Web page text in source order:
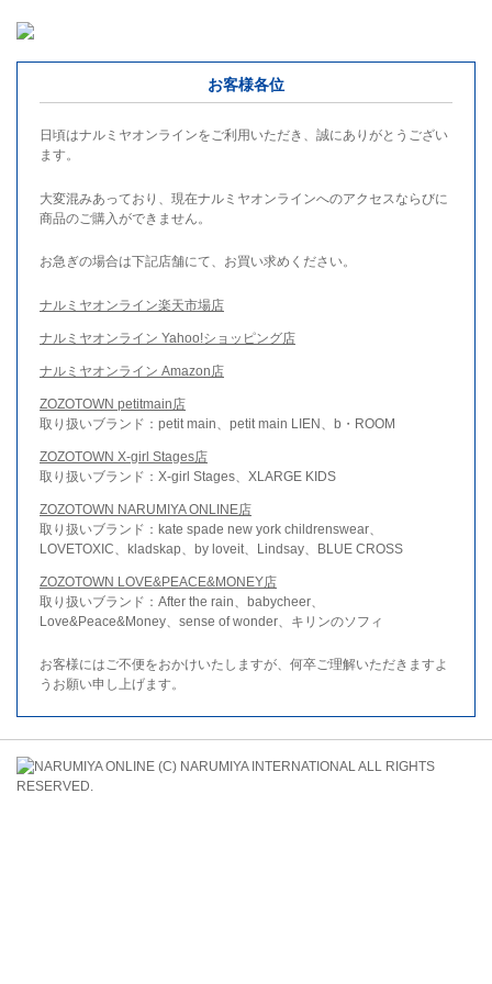
お客様各位
日頃はナルミヤオンラインをご利用いただき、誠にありがとうござい
ます。
大変混みあっており、現在ナルミヤオンラインへのアクセスならびに
商品のご購入ができません。
お急ぎの場合は下記店舗にて、お買い求めください。
ナルミヤオンライン楽天市場店
ナルミヤオンライン Yahoo!ショッピング店
ナルミヤオンライン Amazon店
ZOZOTOWN petitmain店
取り扱いブランド：petit main、petit main LIEN、b・ROOM
ZOZOTOWN X-girl Stages店
取り扱いブランド：X-girl Stages、XLARGE KIDS
ZOZOTOWN NARUMIYA ONLINE店
取り扱いブランド：kate spade new york childrenswear、
LOVETOXIC、kladskap、by loveit、Lindsay、BLUE CROSS
ZOZOTOWN LOVE&PEACE&MONEY店
取り扱いブランド：After the rain、babycheer、
Love&Peace&Money、sense of wonder、キリンのソフィ
お客様にはご不便をおかけいたしますが、何卒ご理解いただきますよ
うお願い申し上げます。